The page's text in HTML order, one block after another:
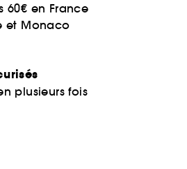
60€ en France
et Monaco
plusieurs fois